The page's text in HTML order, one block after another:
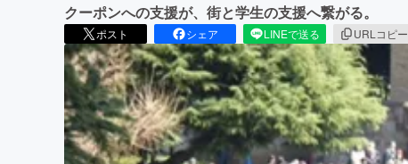
クーポンへの支援が、街と学生の支援へ繋がる。
ポスト シェア LINEで送る URLコピー